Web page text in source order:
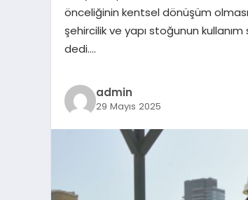
önceliğinin kentsel dönüşüm
şehircilik ve yapı stoğunun
dedi….
admin
29 Mayıs 2025